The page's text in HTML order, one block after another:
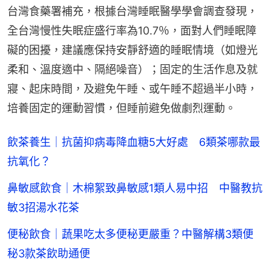
台灣食藥署補充，根據台灣睡眠醫學學會調查發現，
全台灣慢性失眠症盛行率為10.7％，面對人們睡眠障
礙的困擾，建議應保持安靜舒適的睡眠情境（如燈光
柔和、溫度適中、隔絕噪音）；固定的生活作息及就
寢、起床時間，及避免午睡、或午睡不超過半小時，
培養固定的運動習慣，但睡前避免做劇烈運動。
飲茶養生｜抗菌抑病毒降血糖5大好處 6類茶哪款最
抗氧化？
鼻敏感飲食｜木棉絮致鼻敏感1類人易中招 中醫教抗
敏3招湯水花茶
便秘飲食｜蔬果吃太多便秘更嚴重？中醫解構3類便
秘3款茶飲助通便